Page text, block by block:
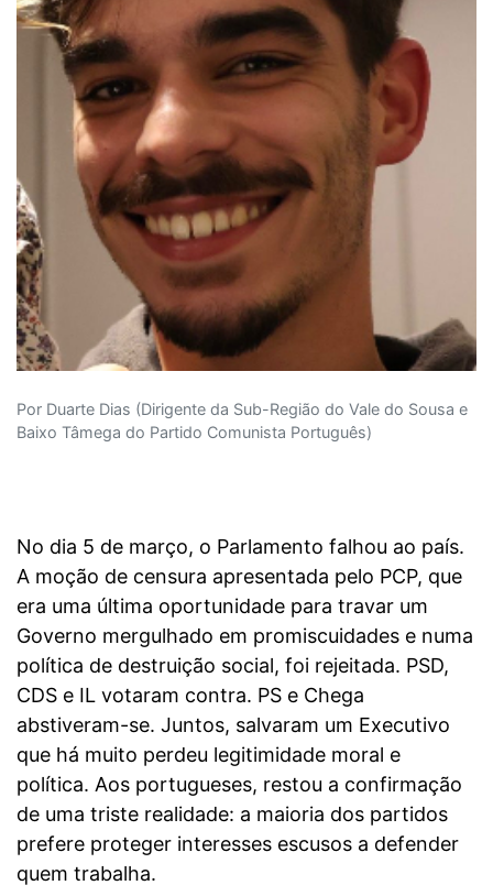
Por Duarte Dias (Dirigente da Sub-Região do Vale do Sousa e
Baixo Tâmega do Partido Comunista Português)
No dia 5 de março, o Parlamento falhou ao país.
A moção de censura apresentada pelo PCP, que
era uma última oportunidade para travar um
Governo mergulhado em promiscuidades e numa
política de destruição social, foi rejeitada. PSD,
CDS e IL votaram contra. PS e Chega
abstiveram-se. Juntos, salvaram um Executivo
que há muito perdeu legitimidade moral e
política. Aos portugueses, restou a confirmação
de uma triste realidade: a maioria dos partidos
prefere proteger interesses escusos a defender
quem trabalha.